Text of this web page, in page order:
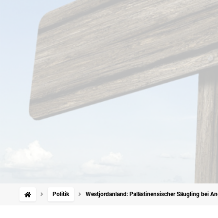
Politik Westjordanland: Palästinensischer Säugling bei